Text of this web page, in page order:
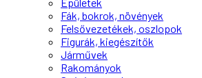
Fák, bokrok, növények
Felsővezetékek, oszlopok
Figurák, kiegészítők
Járművek
Rakományok